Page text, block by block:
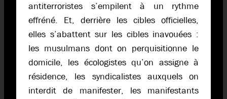
antiterroristes s’empilent à un rythme
effréné. Et, derrière les cibles officielles,
elles s’abattent sur les cibles inavouées :
les musulmans dont on perquisitionne le
domicile, les écologistes qu’on assigne à
résidence, les syndicalistes auxquels on
interdit de manifester, les manifestants